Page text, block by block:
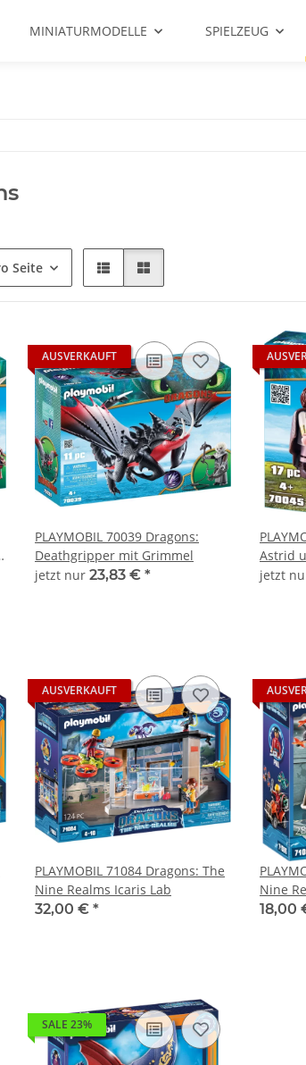
MINIATURMODELLE SPIELZEUG
Seite
AUSVERKAUFT
PLAYMOBIL 70039 Dragons:
Deathgripper mit Grimmel
jetzt nur 23,83 € *
Astrid
jetzt
AUSVERKAUFT
PLAYMOBIL 71084 Dragons: The
Nine Realms Icaris Lab
32,00 € *
Nine
Phil
18,00
SALE 23%